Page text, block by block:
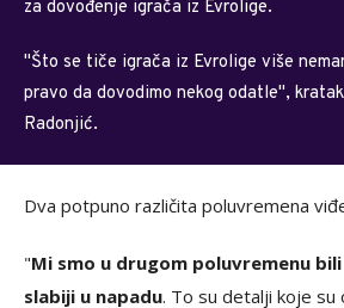
za dovođenje igrača iz Evrolige.
"Što se tiče igrača iz Evrolige više
pravo da dovodimo nekog odatle",
Radonjić.
Dva potpuno različita poluvremena
"Mi smo u drugom poluvremenu
slabiji u napadu. To su detalji koje su